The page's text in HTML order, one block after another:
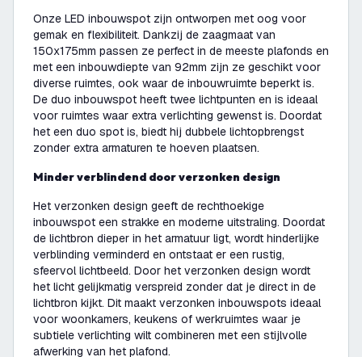
Onze LED inbouwspot zijn ontworpen met oog voor
gemak en flexibiliteit. Dankzij de zaagmaat van
150x175mm passen ze perfect in de meeste plafonds en
met een inbouwdiepte van 92mm zijn ze geschikt voor
diverse ruimtes, ook waar de inbouwruimte beperkt is.
De duo inbouwspot heeft twee lichtpunten en is ideaal
voor ruimtes waar extra verlichting gewenst is. Doordat
het een duo spot is, biedt hij dubbele lichtopbrengst
zonder extra armaturen te hoeven plaatsen.
Minder verblindend door verzonken design
Het verzonken design geeft de rechthoekige
inbouwspot een strakke en moderne uitstraling. Doordat
de lichtbron dieper in het armatuur ligt, wordt hinderlijke
verblinding verminderd en ontstaat er een rustig,
sfeervol lichtbeeld. Door het verzonken design wordt
het licht gelijkmatig verspreid zonder dat je direct in de
lichtbron kijkt. Dit maakt verzonken inbouwspots ideaal
voor woonkamers, keukens of werkruimtes waar je
subtiele verlichting wilt combineren met een stijlvolle
afwerking van het plafond.